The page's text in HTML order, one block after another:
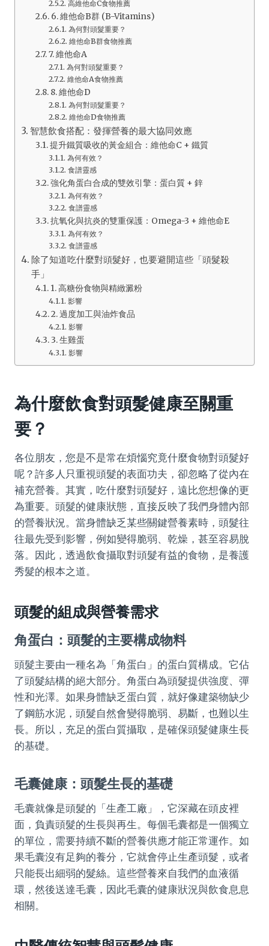
高維他命C食物推薦
6. 維他命B群 (B-Vitamins)
為何對頭髮重要？
維他命B群食物推薦
7. 維他命A
為何對頭髮重要？
維他命A食物推薦
8. 維他命D
為何對頭髮重要？
維他命D食物推薦
智慧飲食搭配：發揮營養的最大協同效應
提升鐵質吸收的黃金組合：維他命C + 鐵質
為何有效？
食譜靈感
強化角蛋白合成的雙效引擎：蛋白質 + 鋅
為何有效？
食譜靈感
抗氧化與抗炎的雙重保護：Omega-3 + 維他命E
為何有效？
食譜靈感
除了知道吃什麼對頭髮好，也要避開這些「頭髮殺
手」
1. 高糖份食物與精緻澱粉
影響
2. 過度加工與油炸食品
影響
3. 生雞蛋
影響
為什麼飲食對頭髮健康至關重
要？
各位朋友，您是不是常在煩惱究竟什麼食物對頭髮好
呢？許多人只重視頭髮的表面功夫，卻忽略了從內在
補充營養。其實，吃什麼對頭髮好，遠比您想像的更
為重要。頭髮的健康狀態，直接反映了我們身體內部
的營養狀況。當身體缺乏某些關鍵營養素時，頭髮往
往最先受到影響，例如變得脆弱、乾燥，甚至容易脫
落。因此，透過飲食攝取對頭髮有益的食物，是養護
秀髮的根本之道。
頭髮的組成與營養需求
角蛋白：頭髮的主要構成物料
頭髮主要由一種名為「角蛋白」的蛋白質構成。它佔
了頭髮結構的絕大部分。角蛋白為頭髮提供強度、彈
性和光澤。如果身體缺乏蛋白質，就好像建築物缺少
了鋼筋水泥，頭髮自然會變得脆弱、易斷，也難以生
長。所以，充足的蛋白質攝取，是確保頭髮健康生長
的基礎。
毛囊健康：頭髮生長的基礎
毛囊就像是頭髮的「生產工廠」，它深藏在頭皮裡
面，負責頭髮的生長與再生。每個毛囊都是一個獨立
的單位，需要持續不斷的營養供應才能正常運作。如
果毛囊沒有足夠的養分，它就會停止生產頭髮，或者
只能長出細弱的髮絲。這些營養來自我們的血液循
環，然後送達毛囊，因此毛囊的健康狀況與飲食息息
相關。